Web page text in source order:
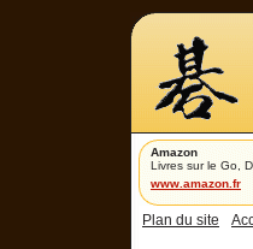
Amazon
Livres sur le Go,
www.amazon.fr
Plan du site